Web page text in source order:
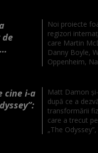
de
Noi proiecte
regizori
care Martin
Danny Boyle,
Oppenheim,
cine i-a
Matt Damon
după ce a
transformării
care a trecut
„The